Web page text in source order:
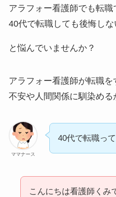
アラフォー看護師でも転職
40代で転職しても後悔しな
と悩んでいませんか？
アラフォー看護師が転職
不安や人間関係に馴染める
ママナース
40代で転職っ
こんにちは看護師くみ